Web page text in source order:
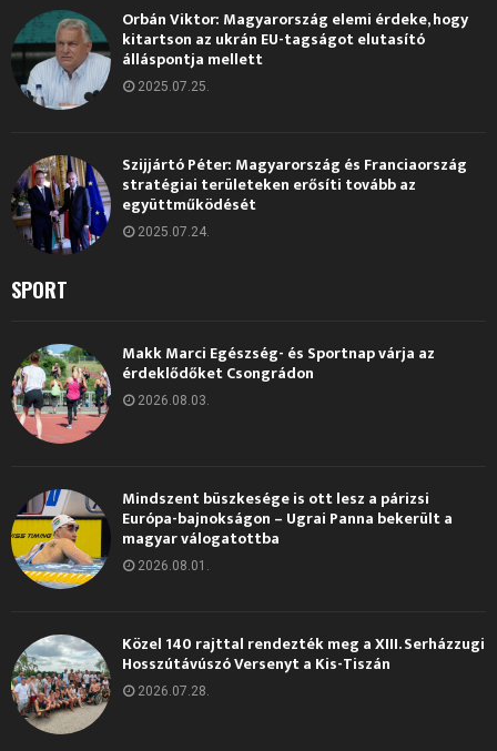
Orbán Viktor: Magyarország elemi érdeke, hogy
kitartson az ukrán EU-tagságot elutasító
álláspontja mellett
2025.07.25.
Szijjártó Péter: Magyarország és Franciaország
stratégiai területeken erősíti tovább az
együttműködését
2025.07.24.
SPORT
Makk Marci Egészség- és Sportnap várja az
érdeklődőket Csongrádon
2026.08.03.
Mindszent büszkesége is ott lesz a párizsi
Európa-bajnokságon – Ugrai Panna bekerült a
magyar válogatottba
2026.08.01.
Közel 140 rajttal rendezték meg a XIII. Serházzugi
Hosszútávúszó Versenyt a Kis-Tiszán
2026.07.28.